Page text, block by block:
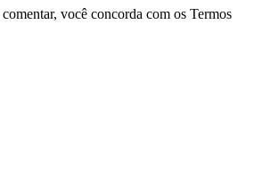
você concorda com os Termos